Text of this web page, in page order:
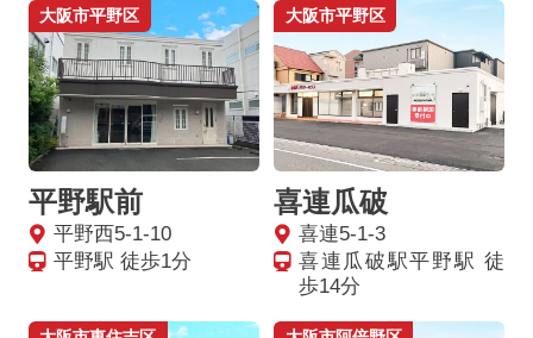
大阪市平野区
平野駅前
平野西5-1-10
平野駅 徒歩1分
大阪市平野区
喜連瓜破
喜連5-1-3
喜連瓜破駅平野駅 徒
歩14分